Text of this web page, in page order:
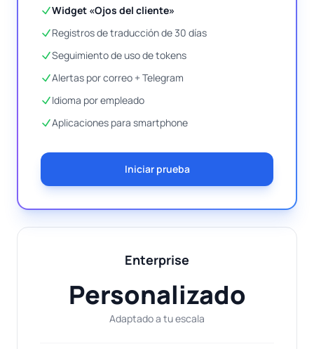
Widget «Ojos del cliente»
Registros de traducción de 30 días
Seguimiento de uso de tokens
Alertas por correo + Telegram
Idioma por empleado
Aplicaciones para smartphone
Iniciar prueba
Enterprise
Personalizado
Adaptado a tu escala